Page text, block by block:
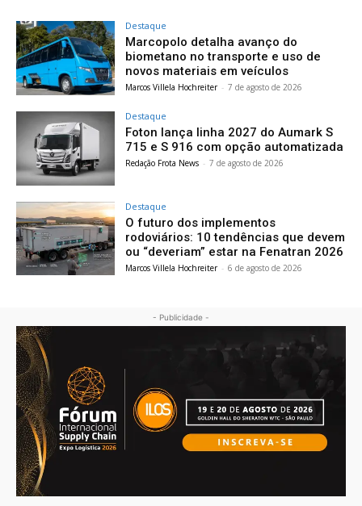
Destaque
Marcopolo detalha avanço do
biometano no transporte e uso de
novos materiais em veículos
Marcos Villela Hochreiter - 7 de agosto de 2026
Destaque
Foton lança linha 2027 do Aumark S
715 e S 916 com opção automatizada
Redação Frota News - 7 de agosto de 2026
Destaque
O futuro dos implementos
rodoviários: 10 tendências que devem
ou “deveriam” estar na Fenatran 2026
Marcos Villela Hochreiter - 6 de agosto de 2026
- Publicidade -